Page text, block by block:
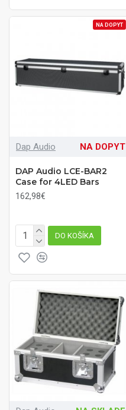
NA DOPYT
Dap Audio NA DOPYT
DAP Audio LCE-BAR2
Case for 4LED Bars
162,98€
DO KOŠÍKA